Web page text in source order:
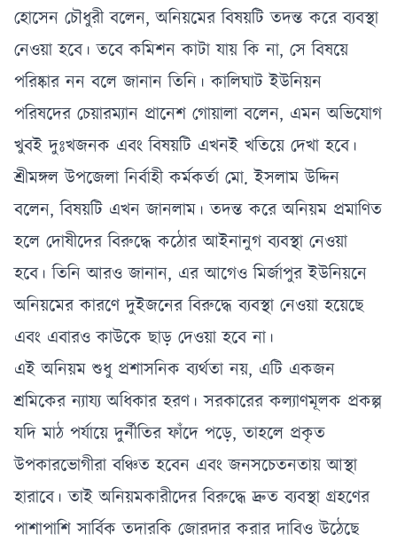
হোসেন চৌধুরী বলেন, অনিয়মের বিষয়টি তদন্ত করে ব্যবস্থা
নেওয়া হবে। তবে কমিশন কাটা যায় কি না, সে বিষয়ে
পরিষ্কার নন বলে জানান তিনি। কালিঘাট ইউনিয়ন
পরিষদের চেয়ারম্যান প্রানেশ গোয়ালা বলেন, এমন অভিযোগ
খুবই দুঃখজনক এবং বিষয়টি এখনই খতিয়ে দেখা হবে।
শ্রীমঙ্গল উপজেলা নির্বাহী কর্মকর্তা মো. ইসলাম উদ্দিন
বলেন, বিষয়টি এখন জানলাম। তদন্ত করে অনিয়ম প্রমাণিত
হলে দোষীদের বিরুদ্ধে কঠোর আইনানুগ ব্যবস্থা নেওয়া
হবে। তিনি আরও জানান, এর আগেও মির্জাপুর ইউনিয়নে
অনিয়মের কারণে দুইজনের বিরুদ্ধে ব্যবস্থা নেওয়া হয়েছে
এবং এবারও কাউকে ছাড় দেওয়া হবে না।
এই অনিয়ম শুধু প্রশাসনিক ব্যর্থতা নয়, এটি একজন
শ্রমিকের ন্যায্য অধিকার হরণ। সরকারের কল্যাণমূলক প্রকল্প
যদি মাঠ পর্যায়ে দুর্নীতির ফাঁদে পড়ে, তাহলে প্রকৃত
উপকারভোগীরা বঞ্চিত হবেন এবং জনসচেতনতায় আস্থা
হারাবে। তাই অনিয়মকারীদের বিরুদ্ধে দ্রুত ব্যবস্থা গ্রহণের
পাশাপাশি সার্বিক তদারকি জোরদার করার দাবিও উঠেছে